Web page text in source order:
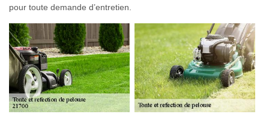
pour toute demande d’entretien.